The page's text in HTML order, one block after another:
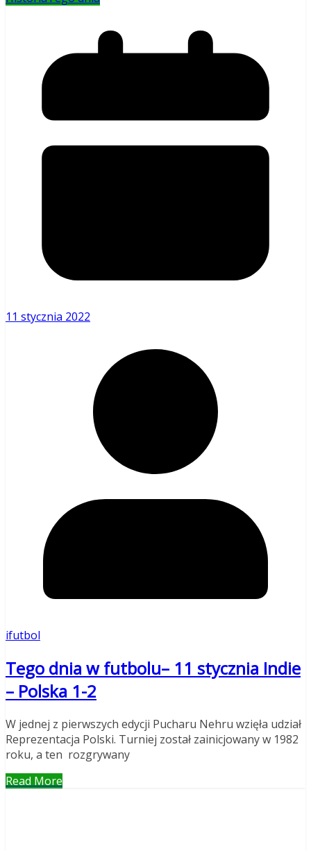
11 stycznia 2022
ifutbol
Tego dnia w futbolu– 11 stycznia Indie
– Polska 1-2
W jednej z pierwszych edycji Pucharu Nehru wzięła udział
Reprezentacja Polski. Turniej został zainicjowany w 1982
roku, a ten rozgrywany
Read More